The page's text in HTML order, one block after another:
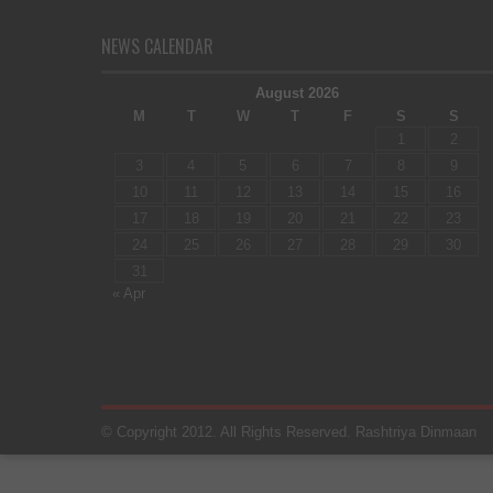
NEWS CALENDAR
August 2026
M
T W T F S
S
1
2
3
5 7 8
10
11 12 13 14 15
16
17
18 19 20 21 22
23
24
25 26 27 28 29
30
31
« Apr
© Copyright 2012. All Rights Reserved. Rashtriya Dinmaan